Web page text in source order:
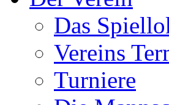
Das
Vereins
Turniere